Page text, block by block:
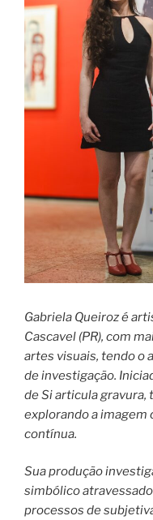
Gabriela Queiroz é
Cascavel (PR), com
artes visuais, tendo o
de investigação.
de Si articula gravura,
explorando a imagem
contínua.
Sua produção
simbólico
processos de